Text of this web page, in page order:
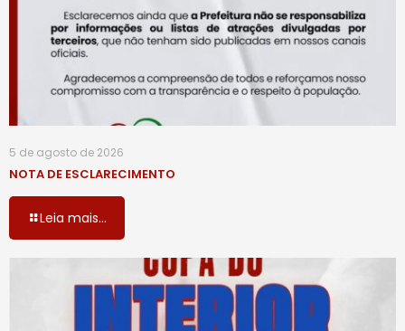
5 de agosto de 2026
NOTA DE ESCLARECIMENTO
Leia mais...